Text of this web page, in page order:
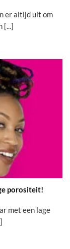
er altijd uit om
[...]
porositeit!
met een lage